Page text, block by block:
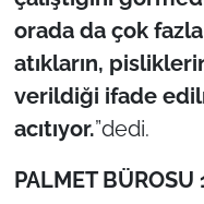
orada da çok
atıkların,
verildiği ifade
acıtıyor.”dedi.
PALMET